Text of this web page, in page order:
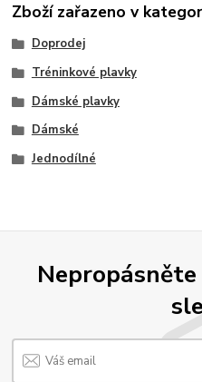
Zboží zařazeno v
Doprodej
Tréninkové plavky
Dámské plavky
Dámské
Jednodílné
Nepropásněte